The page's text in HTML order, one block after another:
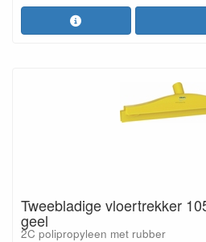
Tweebladige vloertrekker
geel
2C polipropyleen met rubber